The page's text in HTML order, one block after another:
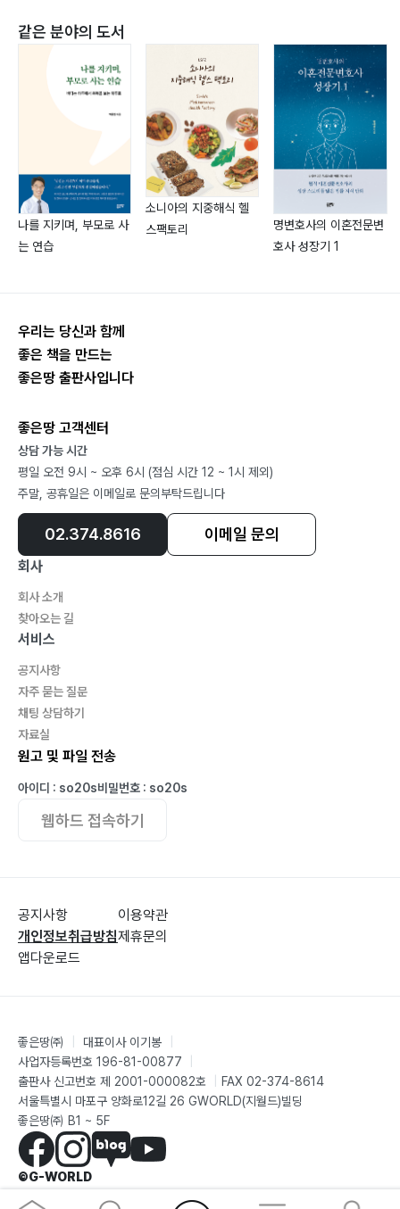
제07장 아빠 본분 세계관 110
제08장 엄마 본분 세계관 112
제09장 시부모와 친부모 본분 세계관 115
제10장 부모부양 세계관 118
제11장 배우자 선택기준 세계관 120
제12장 워킹맘 세계관 123
제13장 가정일 최종의사결정권 세계관 126
제14장 별거 세계관 128
제15장 부모 간섭 세계관 131
제16장 계부계모 세계관 134
제19장 양가에 대한 세계관 141
제20장 가정생활과 교회봉사 세계관 143
제21장 가계에 흐르는 저주 세계관 146
제23장 자녀와 타인 앞에서의 부부언행 세계관 150
제24장 시부모와 친부모 불간섭 계약서 세계관 153
제25장 행복한 부부, 행복한 자녀 세계관 158
제26장 기러기 부부 세계관 161
제27장 효도계약서 세계관 165
제28장 가정폭력 세계관 170
C. 자녀교육과 보육과 형제
제01장 자녀교육 세계관 183
제03장 자녀보육 세계관 189
제04장 자녀 수 세계관 191
제05장 자녀 본분 세계관 193
제06장 형제 본분 세계관 195
제07장 자녀 조기인성교육 세계관 197
제08장 자녀 과잉보호 세계관 200
제09장 자녀의 사회성 배움 과정 세계관 204
D. 기타
제01장 배아줄기세포 세계관 214
제02장 가계 빚 세계관 217
제05장 인간복제 세계관 225
제06장 뇌사와 장기기증 세계관 227
제07장 연명치료 세계관 230
제08장 사전의료의향서 233
제09장 사전장례의향서 239
제3부 성(性, Sex)에 대한 세계관
제01장 성 세계관 249
①』, 『이단 자유주의 혼합주의 세계관』
E-mail jangjh3458@hanmail.net
장재훈 목사 010-6767-3458
교회 063-442-3458
같은 분야의 도서
나를 지키며, 부모로 사
는 연습
소니아의 지중해식 헬
스팩토리
명변호사의 이혼전문변
호사 성장기 1
우리는 당신과 함께
좋은 책을 만드는
좋은땅 출판사입니다
좋은땅 고객센터
상담 가능 시간
평일 오전 9시 ~ 오후 6시 (점심 시간 12 ~ 1시 제외)
주말, 공휴일은 이메일로 문의부탁드립니다
02.374.8616 이메일 문의
회사
회사 소개
찾아오는 길
서비스
공지사항
자주 묻는 질문
채팅 상담하기
자료실
원고 및 파일 전송
아이디 : so20s비밀번호 : so20s
웹하드 접속하기
공지사항
개인정보취급방침
앱다운로드
이용약관
제휴문의
좋은땅㈜ 대표이사 이기봉
사업자등록번호 196-81-00877
출판사 신고번호 제 2001-000082호
FAX 02-374-8614
서울특별시 마포구 양화로12길 26 GWORLD(지월드)빌딩
좋은땅㈜ B1 ~ 5F
©G-WORLD